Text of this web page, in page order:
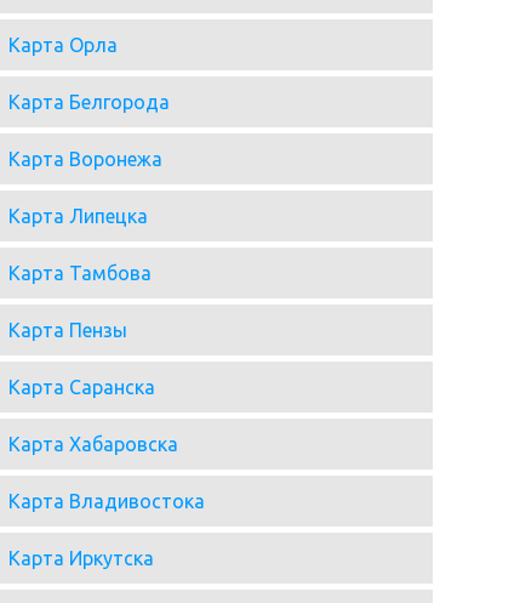
Карта Орла
Карта Белгорода
Карта Воронежа
Карта Липецка
Карта Тамбова
Карта Пензы
Карта Саранска
Карта Хабаровска
Карта Владивостока
Карта Иркутска